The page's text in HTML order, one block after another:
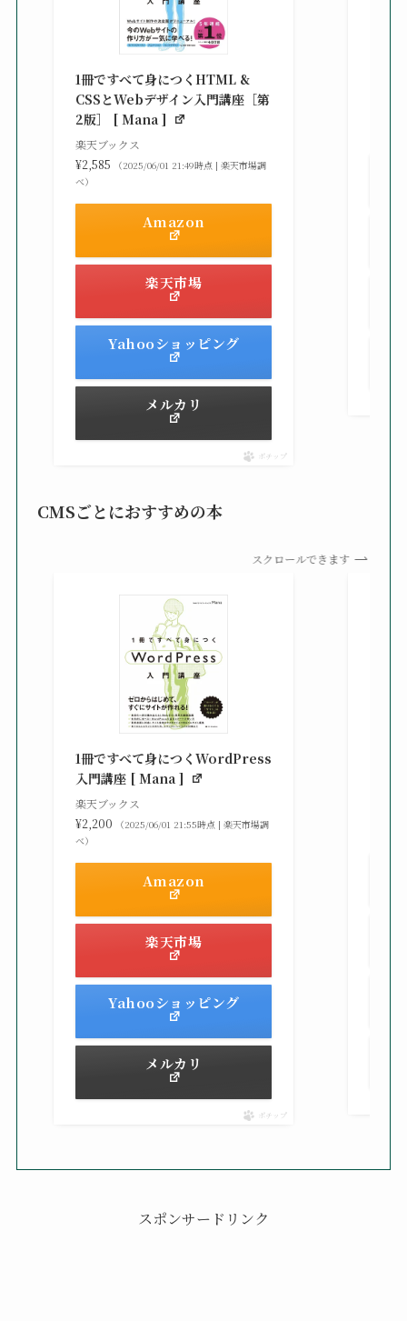
1冊ですべて身につくHTML &
CSSとWebデザイン入門講座［第
2版］ [ Mana ]
楽天ブックス
¥2,585
（2025/06/01 21:49時点 | 楽天市場調
べ）
Amazon
楽天市場
Yahooショッピング
メルカリ
ポチップ
CMSごとにおすすめの本
スクロールできます
1冊ですべて身につくWordPress
入門講座 [ Mana ]
楽天ブックス
¥2,200
（2025/06/01 21:55時点 | 楽天市場調
べ）
Amazon
楽天市場
Yahooショッピング
メルカリ
ポチップ
スポンサードリンク